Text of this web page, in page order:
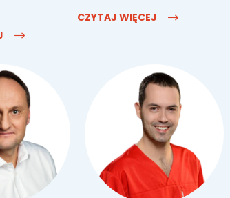
CZYTAJ WIĘCEJ